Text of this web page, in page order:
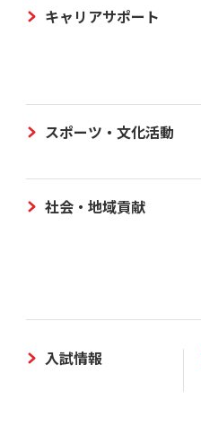
キャリアサポート
スポーツ・文化活動
社会・地域貢献
入試情報